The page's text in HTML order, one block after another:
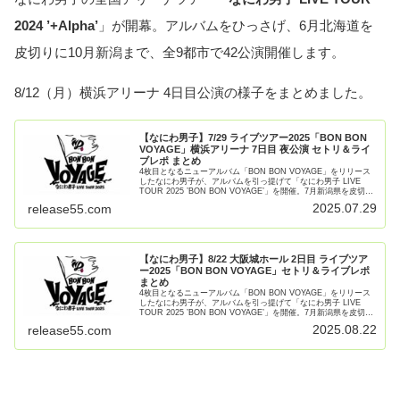
2024 ’+Alpha’ 」が開幕。アルバムをひっさげ、6月北海道を
皮切りに10月新潟まで、全9都市で42公演開催します。
8/12（月）横浜アリーナ 4日目公演の様子をまとめました。
【なにわ男子】7/29 ライブツアー2025「BON BON
VOYAGE」横浜アリーナ 7日目 夜公演 セトリ＆ライ
ブレポ まとめ
4枚目となるニューアルバム「BON BON VOYAGE」をリリース
したなにわ男子が、アルバムを引っ提げて「なにわ男子 LIVE
TOUR 2025 ’BON BON VOYAGE’」を開催。7月新潟県を皮切り
release55.com 2025.07.29
【なにわ男子】8/22 大阪城ホール 2日目 ライブツア
ー2025「BON BON VOYAGE」セトリ＆ライブレポ
まとめ
4枚目となるニューアルバム「BON BON VOYAGE」をリリース
したなにわ男子が、アルバムを引っ提げて「なにわ男子 LIVE
TOUR 2025 ’BON BON VOYAGE’」を開催。7月新潟県を皮切り
release55.com 2025.08.22